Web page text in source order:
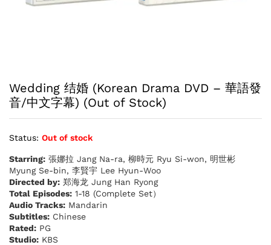
Wedding 结婚 (Korean Drama DVD – 華語發
音/中文字幕) (Out of Stock)
Status: Out of stock
Starring: 張娜拉 Jang Na-ra, 柳時元 Ryu Si-won, 明世彬
Myung Se-bin, 李賢宇 Lee Hyun-Woo
Directed by: 郑海龙 Jung Han Ryong
Total Episodes: 1-18 (Complete Set）
Audio Tracks: Mandarin
Subtitles: Chinese
Rated: PG
Studio: KBS